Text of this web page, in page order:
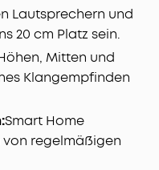
Lautsprechern und
20 cm Platz sein.
Mitten und
Klangempfinden
Smart Home
regelmäßigen